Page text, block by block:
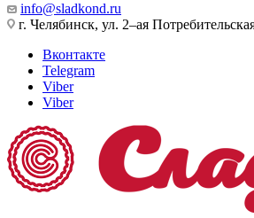
info@sladkond.ru
г. Челябинск, ул. 2–ая
Вконтакте
Telegram
Viber
Viber